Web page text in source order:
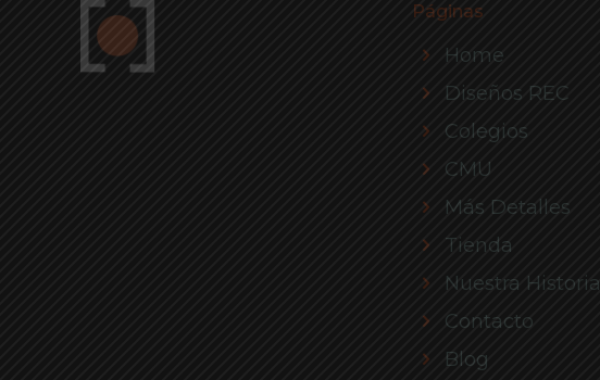
Páginas
Home
Diseños REC
Colegios
CMU
Más Detalles
Tienda
Nuestra Historia
Contacto
Blog